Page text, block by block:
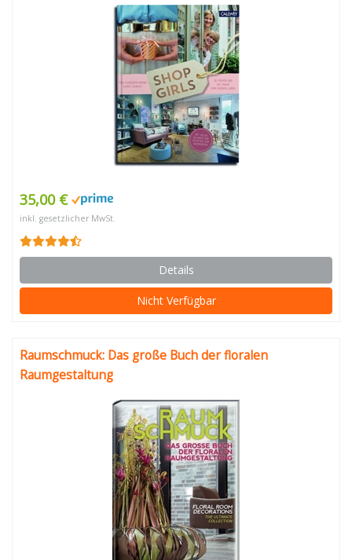
35,00 €
inkl. gesetzlicher MwSt.
Details
Nicht Verfügbar
Raumschmuck: Das große Buch der floralen
Raumgestaltung